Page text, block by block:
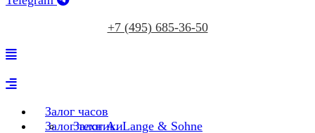
+7 (495) 685‑36‑50
Залог часов
Залог A. Lange & Sohne
Залог техники